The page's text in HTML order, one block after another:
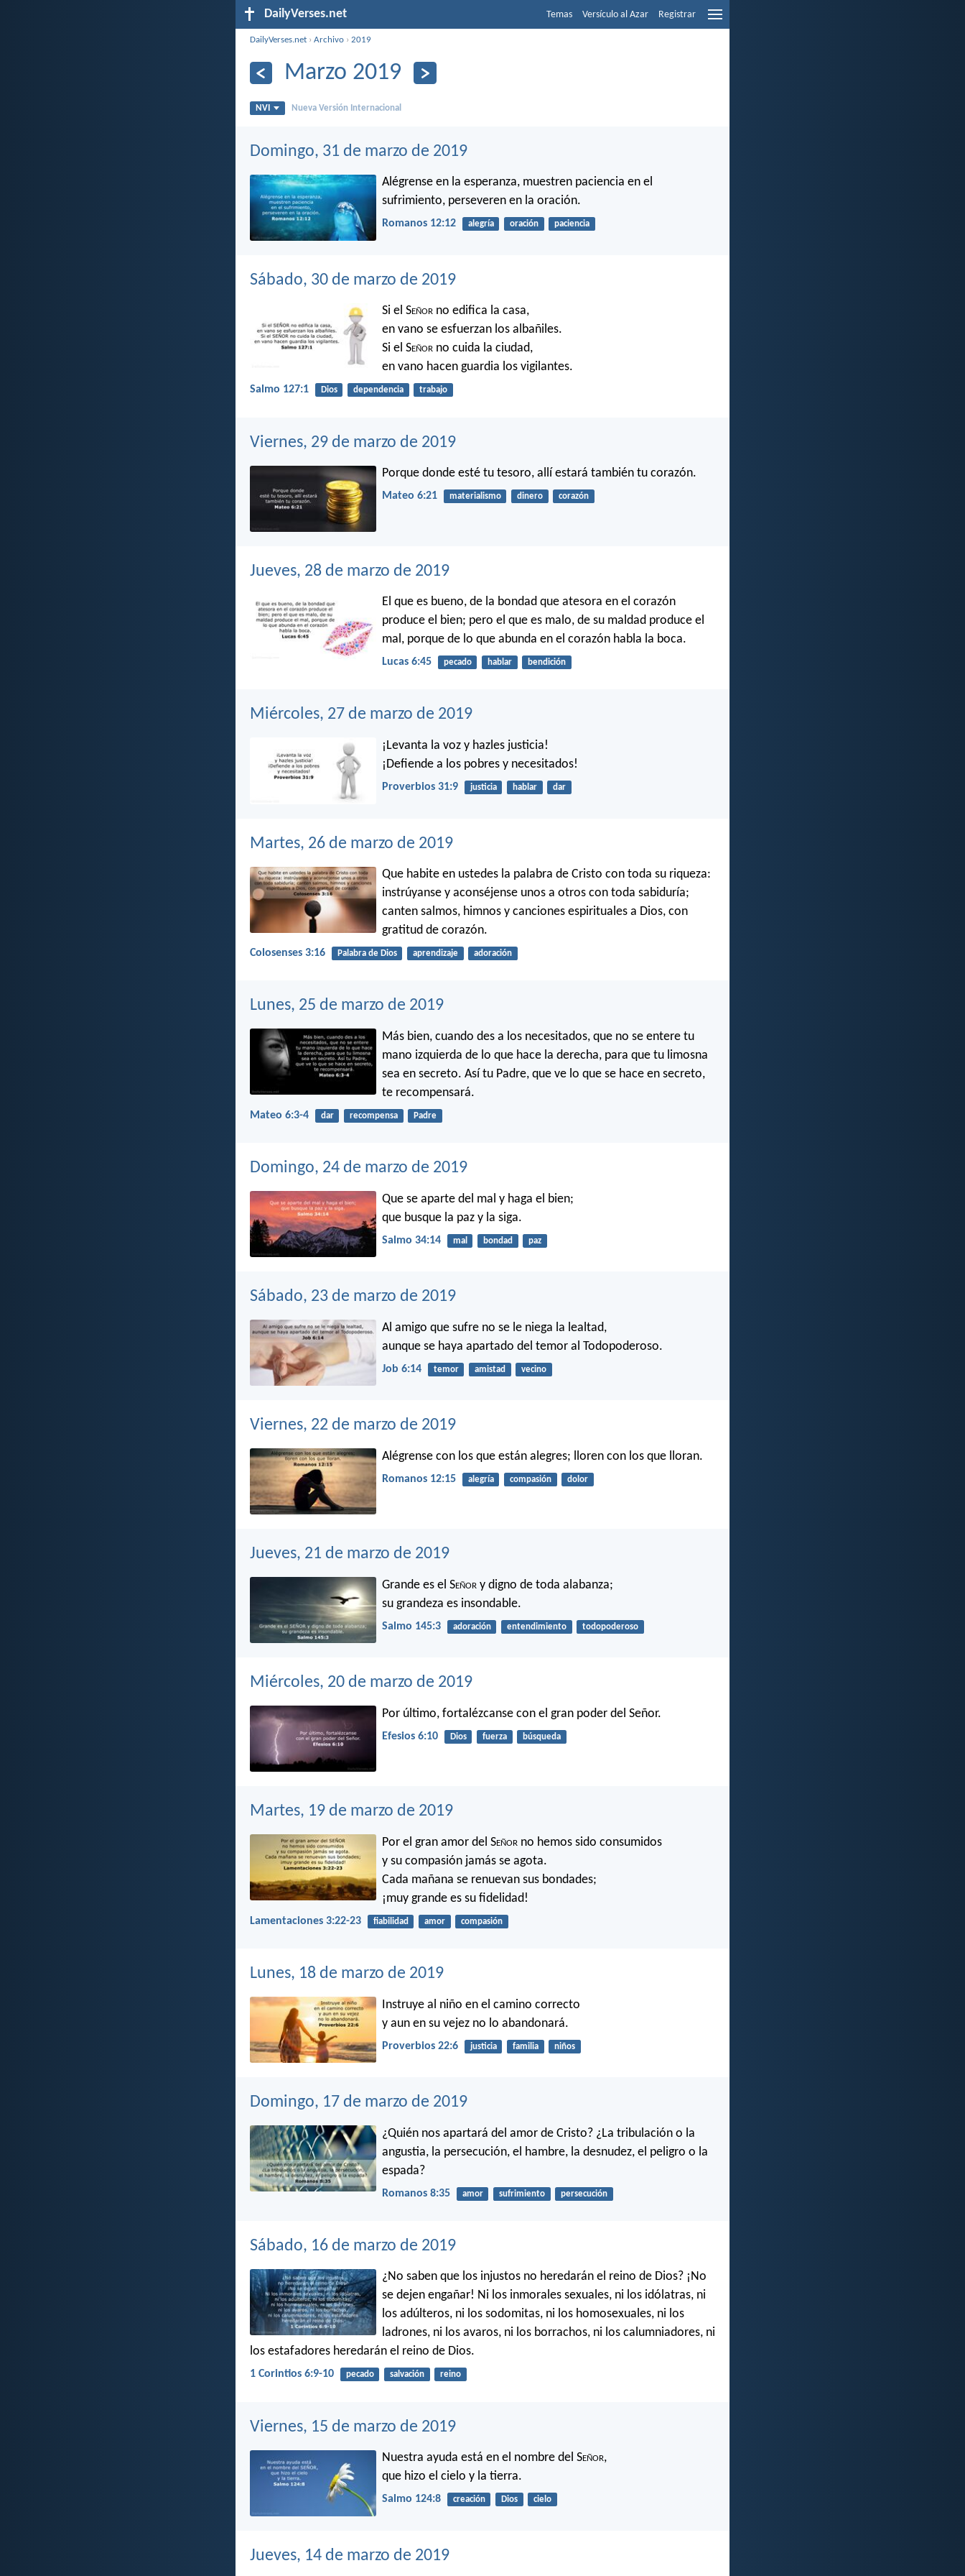
DailyVerses.net Temas Versículo al Azar Registrar
DailyVerses.net ›Archivo ›2019
Marzo 2019
NVI Nueva Versión Internacional
Domingo, 31 de marzo de 2019
Alégrense en la esperanza, muestren paciencia en el
sufrimiento, perseveren en la oración.
Romanos 12:12 alegría oración paciencia
Sábado, 30 de marzo de 2019
Si el Señor no edifica la casa,
en vano se esfuerzan los albañiles.
Si el Señor no cuida la ciudad,
en vano hacen guardia los vigilantes.
Salmo 127:1 Dios dependencia trabajo
Viernes, 29 de marzo de 2019
Porque donde esté tu tesoro, allí estará también tu corazón.
Mateo 6:21 materialismo dinero corazón
Jueves, 28 de marzo de 2019
El que es bueno, de la bondad que atesora en el corazón
produce el bien; pero el que es malo, de su maldad produce el
mal, porque de lo que abunda en el corazón habla la boca.
Lucas 6:45 pecado hablar bendición
Miércoles, 27 de marzo de 2019
¡Levanta la voz y hazles justicia!
¡Defiende a los pobres y necesitados!
Proverbios 31:9 justicia hablar dar
Martes, 26 de marzo de 2019
Que habite en ustedes la palabra de Cristo con toda su riqueza:
instrúyanse y aconséjense unos a otros con toda sabiduría;
canten salmos, himnos y canciones espirituales a Dios, con
gratitud de corazón.
Colosenses 3:16 Palabra de Dios aprendizaje adoración
Lunes, 25 de marzo de 2019
Más bien, cuando des a los necesitados, que no se entere tu
mano izquierda de lo que hace la derecha, para que tu limosna
sea en secreto. Así tu Padre, que ve lo que se hace en secreto,
te recompensará.
Mateo 6:3-4 dar recompensa Padre
Domingo, 24 de marzo de 2019
Que se aparte del mal y haga el bien;
que busque la paz y la siga.
Salmo 34:14 mal bondad paz
Sábado, 23 de marzo de 2019
Al amigo que sufre no se le niega la lealtad,
aunque se haya apartado del temor al Todopoderoso.
Job 6:14 temor amistad vecino
Viernes, 22 de marzo de 2019
Alégrense con los que están alegres; lloren con los que lloran.
Romanos 12:15 alegría compasión dolor
Jueves, 21 de marzo de 2019
Grande es el Señor y digno de toda alabanza;
su grandeza es insondable.
Salmo 145:3 adoración entendimiento todopoderoso
Miércoles, 20 de marzo de 2019
Por último, fortalézcanse con el gran poder del Señor.
Efesios 6:10 Dios fuerza búsqueda
Martes, 19 de marzo de 2019
Por el gran amor del Señor no hemos sido consumidos
y su compasión jamás se agota.
Cada mañana se renuevan sus bondades;
¡muy grande es su fidelidad!
Lamentaciones 3:22-23 fiabilidad amor compasión
Lunes, 18 de marzo de 2019
Instruye al niño en el camino correcto
y aun en su vejez no lo abandonará.
Proverbios 22:6 justicia familia niños
Domingo, 17 de marzo de 2019
¿Quién nos apartará del amor de Cristo? ¿La tribulación o la
angustia, la persecución, el hambre, la desnudez, el peligro o la
espada?
Romanos 8:35 amor sufrimiento persecución
Sábado, 16 de marzo de 2019
¿No saben que los injustos no heredarán el reino de Dios? ¡No
se dejen engañar! Ni los inmorales sexuales, ni los idólatras, ni
los adúlteros, ni los sodomitas, ni los homosexuales, ni los
ladrones, ni los avaros, ni los borrachos, ni los calumniadores, ni
los estafadores heredarán el reino de Dios.
1 Corintios 6:9-10 pecado salvación reino
Viernes, 15 de marzo de 2019
Nuestra ayuda está en el nombre del Señor,
que hizo el cielo y la tierra.
Salmo 124:8 creación Dios cielo
Jueves, 14 de marzo de 2019